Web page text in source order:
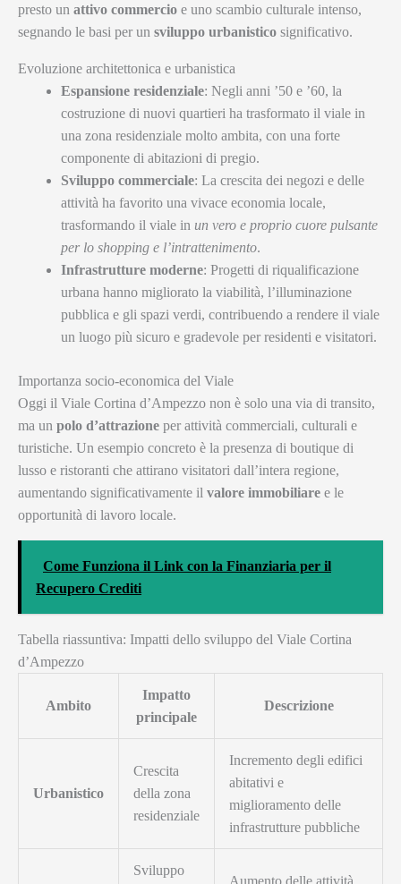
presto un attivo commercio e uno scambio culturale intenso,
segnando le basi per un sviluppo urbanistico significativo.
Evoluzione architettonica e urbanistica
Espansione residenziale: Negli anni ’50 e ’60, la
costruzione di nuovi quartieri ha trasformato il viale in
una zona residenziale molto ambita, con una forte
componente di abitazioni di pregio.
Sviluppo commerciale: La crescita dei negozi e delle
attività ha favorito una vivace economia locale,
trasformando il viale in un vero e proprio cuore pulsante
per lo shopping e l’intrattenimento.
Infrastrutture moderne: Progetti di riqualificazione
urbana hanno migliorato la viabilità, l’illuminazione
pubblica e gli spazi verdi, contribuendo a rendere il viale
un luogo più sicuro e gradevole per residenti e visitatori.
Importanza socio-economica del Viale
Oggi il Viale Cortina d’Ampezzo non è solo una via di transito,
ma un polo d’attrazione per attività commerciali, culturali e
turistiche. Un esempio concreto è la presenza di boutique di
lusso e ristoranti che attirano visitatori dall’intera regione,
aumentando significativamente il valore immobiliare e le
opportunità di lavoro locale.
Come Funziona il Link con la Finanziaria per il
Recupero Crediti
Tabella riassuntiva: Impatti dello sviluppo del Viale Cortina
d’Ampezzo
Ambito
Impatto
principale
Descrizione
Urbanistico
Crescita
della zona
residenziale
Incremento degli edifici
abitativi e
miglioramento delle
infrastrutture pubbliche
Sviluppo
Aumento delle attività